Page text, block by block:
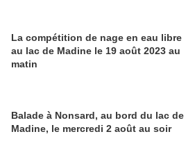
La compétition de nage en eau libre
au lac de Madine le 19 août 2023 au
matin
Balade à Nonsard, au bord du lac de
Madine, le mercredi 2 août au soir